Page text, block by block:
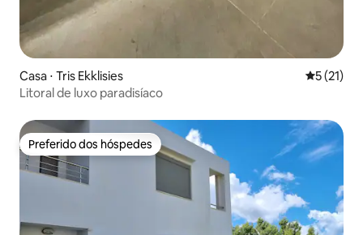
Casa ⋅ Tris Ekklisies 5 de uma
5 (21)
Litoral de luxo paradisíaco
Preferido dos hóspedes
Preferido dos hóspedes